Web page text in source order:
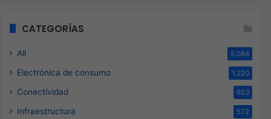
CATEGORÍAS
All 5.084
Electrónica de consumo 1.220
Conectividad 653
Infraestructura 572